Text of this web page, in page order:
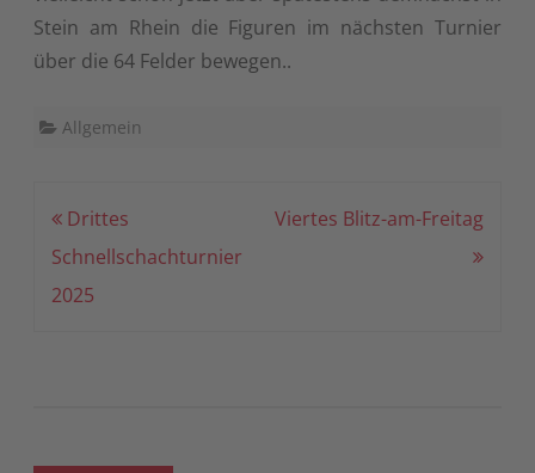
Stein am Rhein die Figuren im nächsten Turnier
über die 64 Felder bewegen..
Allgemein
Beitragsnavigation
Drittes
Schnellschachturnier
2025
Viertes Blitz-am-Freitag